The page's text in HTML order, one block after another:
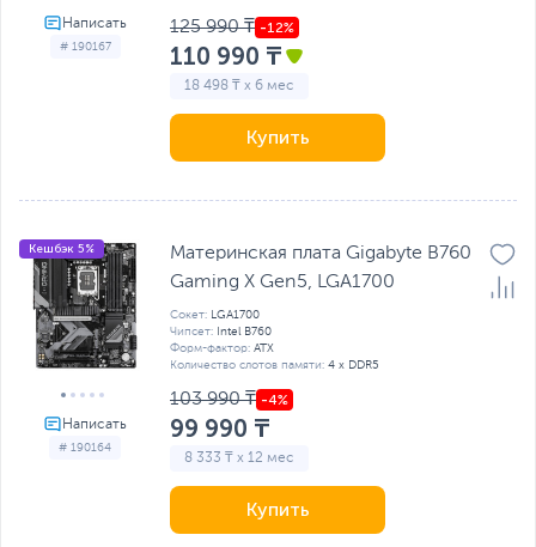
# 190167
125 990 ₸
110 990 ₸
18 498 ₸ x 6 мес
Купить
# 190164
Кешбэк 5%
Материнская плата Gigabyte B760
Gaming X Gen5, LGA1700
Сокет:
LGA1700
Чипсет: Intel B760
Форм-фактор: ATX
Количество слотов памяти: 4 x DDR5
103 990 ₸
99 990 ₸
8 333 ₸ x 12 мес
Купить